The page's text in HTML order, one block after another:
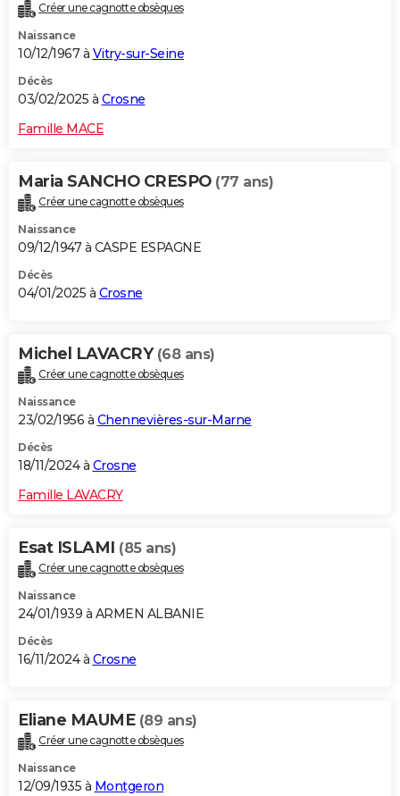
Créer une cagnotte obsèques
Naissance
10/12/1967 à Vitry-sur-Seine
Décès
03/02/2025 à Crosne
Famille MACE
Maria SANCHO CRESPO (77 ans)
Créer une cagnotte obsèques
Naissance
09/12/1947 à CASPE ESPAGNE
Décès
04/01/2025 à Crosne
Michel LAVACRY (68 ans)
Créer une cagnotte obsèques
Naissance
23/02/1956 à Chennevières-sur-Marne
Décès
18/11/2024 à Crosne
Famille LAVACRY
Esat ISLAMI (85 ans)
Créer une cagnotte obsèques
Naissance
24/01/1939 à ARMEN ALBANIE
Décès
16/11/2024 à Crosne
Eliane MAUME (89 ans)
Créer une cagnotte obsèques
Naissance
12/09/1935 à Montgeron